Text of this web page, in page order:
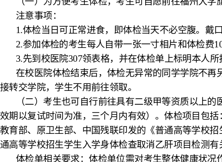
注意事项：
1.体检当 日可正常进食，即体检当天不必空腹。 戴
2.参加体检的考生每人自带一张一寸相片和体检费
3.先到校医院307领表格， 并在体检单上标明本人
在校医院体检结束后，体检无异常的同学学院不
接转交学院，学生不用前往领取。
（二）考生也可自行前往具有二级甲等资质以上的
效期以复试时间为准，三个月内有效）。体检项目包
教育部、原卫生部、中国残联印发的《普通高等学校
通高等学校招生学生入学身体检查取消乙肝项目检测
体检单相关要求：体检单位需对考生整体健康状况